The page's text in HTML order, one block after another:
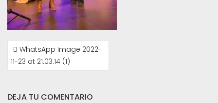
NAVEGACIÓN
DE
ENTRADAS
WhatsApp Image 2022-
11-23 at 21.03.14 (1)
DEJA TU COMENTARIO